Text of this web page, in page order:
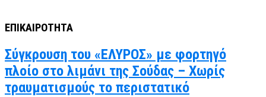
ΕΠΙΚΑΙΡΟΤΗΤΑ
Σύγκρουση του «ΕΛΥΡΟΣ» με φορτηγό
πλοίο στο λιμάνι της Σούδας – Χωρίς
τραυματισμούς το περιστατικό